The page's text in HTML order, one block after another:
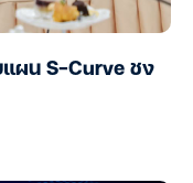
แผน S-Curve ชง